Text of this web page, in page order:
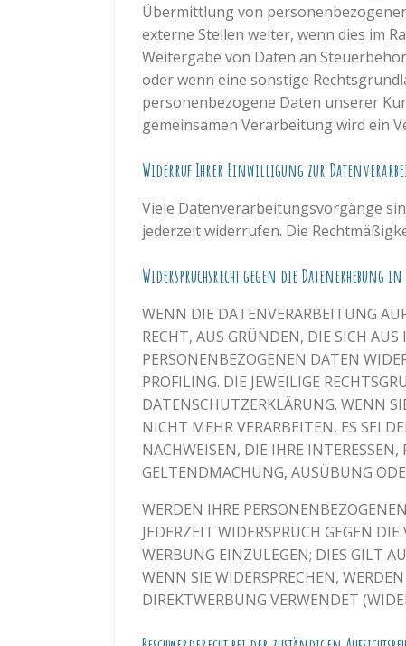
Übermittlung von
externe Stellen weiter, wenn dies im
Weitergabe von Daten an
oder wenn eine sonstige
personenbezogene Daten unserer
gemeinsamen Verarbeitung wird ein
Widerruf Ihrer Einwilligung zur
Viele Datenverarbeitungsvorgänge
jederzeit widerrufen. Die
Widerspruchsrecht gegen die Datenerhebung
WENN DIE DATENVERARBEITUNG
RECHT, AUS GRÜNDEN, DIE SICH
PERSONENBEZOGENEN DATEN
PROFILING. DIE JEWEILIGE
DATENSCHUTZERKLÄRUNG. WENN
NICHT MEHR VERARBEITEN, ES SEI
NACHWEISEN, DIE IHRE
GELTENDMACHUNG, AUSÜBUNG
WERDEN IHRE
JEDERZEIT WIDERSPRUCH GEGEN
WERBUNG EINZULEGEN; DIES GILT
WENN SIE WIDERSPRECHEN,
DIREKTWERBUNG VERWENDET